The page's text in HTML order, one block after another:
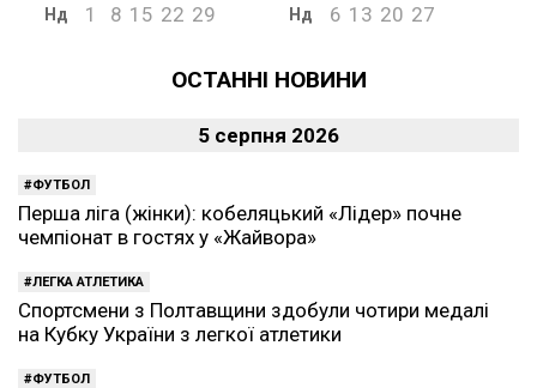
Нд 1 8 15 22 29 Нд 6 13 20 27
ОСТАННІ НОВИНИ
5 серпня 2026
ФУТБОЛ
Перша ліга (жінки): кобеляцький «Лідер» почне
чемпіонат в гостях у «Жайвора»
ЛЕГКА АТЛЕТИКА
Спортсмени з Полтавщини здобули чотири медалі
на Кубку України з легкої атлетики
ФУТБОЛ